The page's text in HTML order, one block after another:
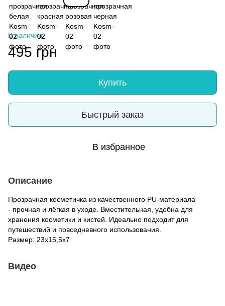
В наличии
495 грн
Купить
Быстрый заказ
В избранное
Описание
Прозрачная косметичка из качественного PU-материала
- прочная и лёгкая в уходе. Вместительная, удобна для
хранения косметики и кистей. Идеально подходит для
путешествий и повседневного использования.
Размер: 23х15,5х7
Видео